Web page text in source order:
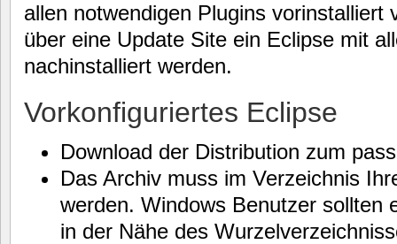
allen notwendigen Plugins vorinstalliert
über eine Update Site ein Eclipse mit
nachinstalliert werden.
Vorkonfiguriertes Eclipse
Download der Distribution zum
Das Archiv muss im Verzeichnis
werden. Windows Benutzer sollten
in der Nähe des